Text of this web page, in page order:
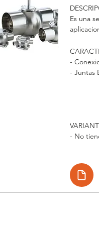
Es una
Permite
visor de
-
- Juntas
- No